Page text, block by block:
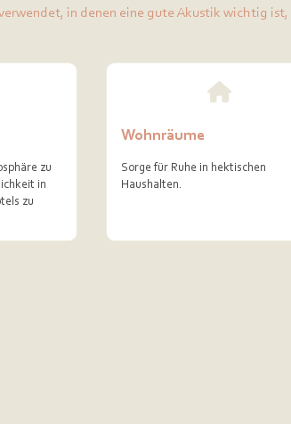
in denen eine gute Akustik wichtig ist,
zu
in
zu
Wohnräume
Sorge für Ruhe in hektischen
Haushalten.